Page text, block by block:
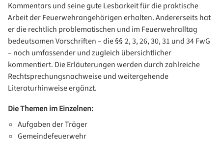
Kommentars und seine gute Lesbarkeit für die praktische
Arbeit der Feuerwehrangehörigen erhalten. Andererseits hat
er die rechtlich problematischen und im Feuerwehralltag
bedeutsamen Vorschriften – die §§ 2, 3, 26, 30, 31 und 34 FwG
– noch umfassender und zugleich übersichtlicher
kommentiert. Die Erläuterungen werden durch zahlreiche
Rechtsprechungsnachweise und weitergehende
Literaturhinweise ergänzt.
Die Themen im Einzelnen:
Aufgaben der Träger
Gemeindefeuerwehr